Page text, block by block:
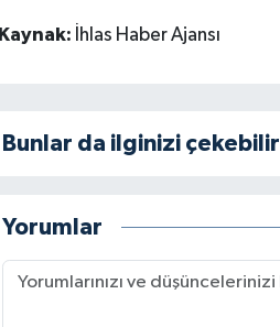
Kaynak: İhlas Haber Ajansı
Bunlar da ilginizi çekebilir
Yorumlar